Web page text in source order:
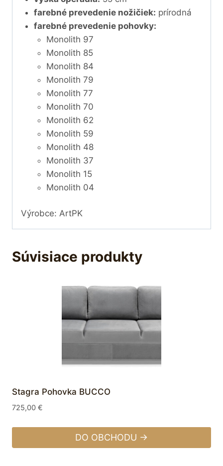
farebné prevedenie nožičiek: prírodná
farebné prevedenie pohovky:
Monolith 97
Monolith 85
Monolith 84
Monolith 79
Monolith 77
Monolith 70
Monolith 62
Monolith 59
Monolith 48
Monolith 37
Monolith 15
Monolith 04
Výrobce: ArtPK
Súvisiace produkty
Stagra Pohovka BUCCO
725,00 €
DO OBCHODU →